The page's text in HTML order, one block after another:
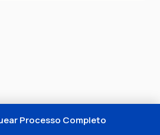
Processo Completo